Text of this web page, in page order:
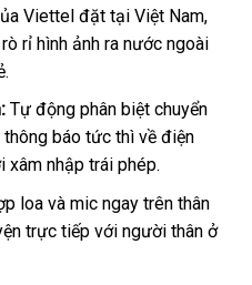
Viettel đặt tại Việt Nam,
rỉ hình ảnh ra nước ngoài
Tự động phân biệt chuyển
báo tức thì về điện
xâm nhập trái phép.
loa và mic ngay trên thân
trực tiếp với người thân ở